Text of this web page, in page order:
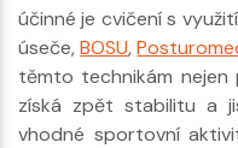
účinné je cvičení s
úseče,BOSU,
těmto technikám
získá zpět stabilitu a
vhodné sportovní